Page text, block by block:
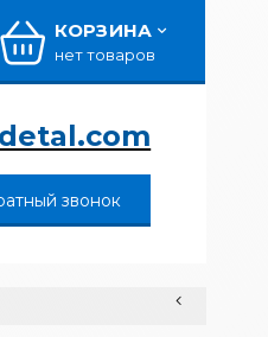
КОРЗИНА
нет товаров
звонок